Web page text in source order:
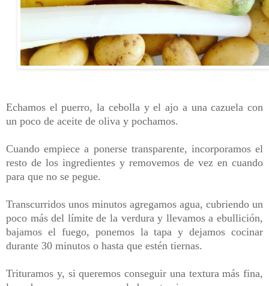
Echamos el puerro, la cebolla y el ajo a una cazuela con
un poco de aceite de oliva y pochamos.
Cuando empiece a ponerse transparente, incorporamos el
resto de los ingredientes y removemos de vez en cuando
para que no se pegue.
Transcurridos unos minutos agregamos agua, cubriendo un
poco más del límite de la verdura y llevamos a ebullición,
bajamos el fuego, ponemos la tapa y dejamos cocinar
durante 30 minutos o hasta que estén tiernas.
Trituramos y, si queremos conseguir una textura más fina,